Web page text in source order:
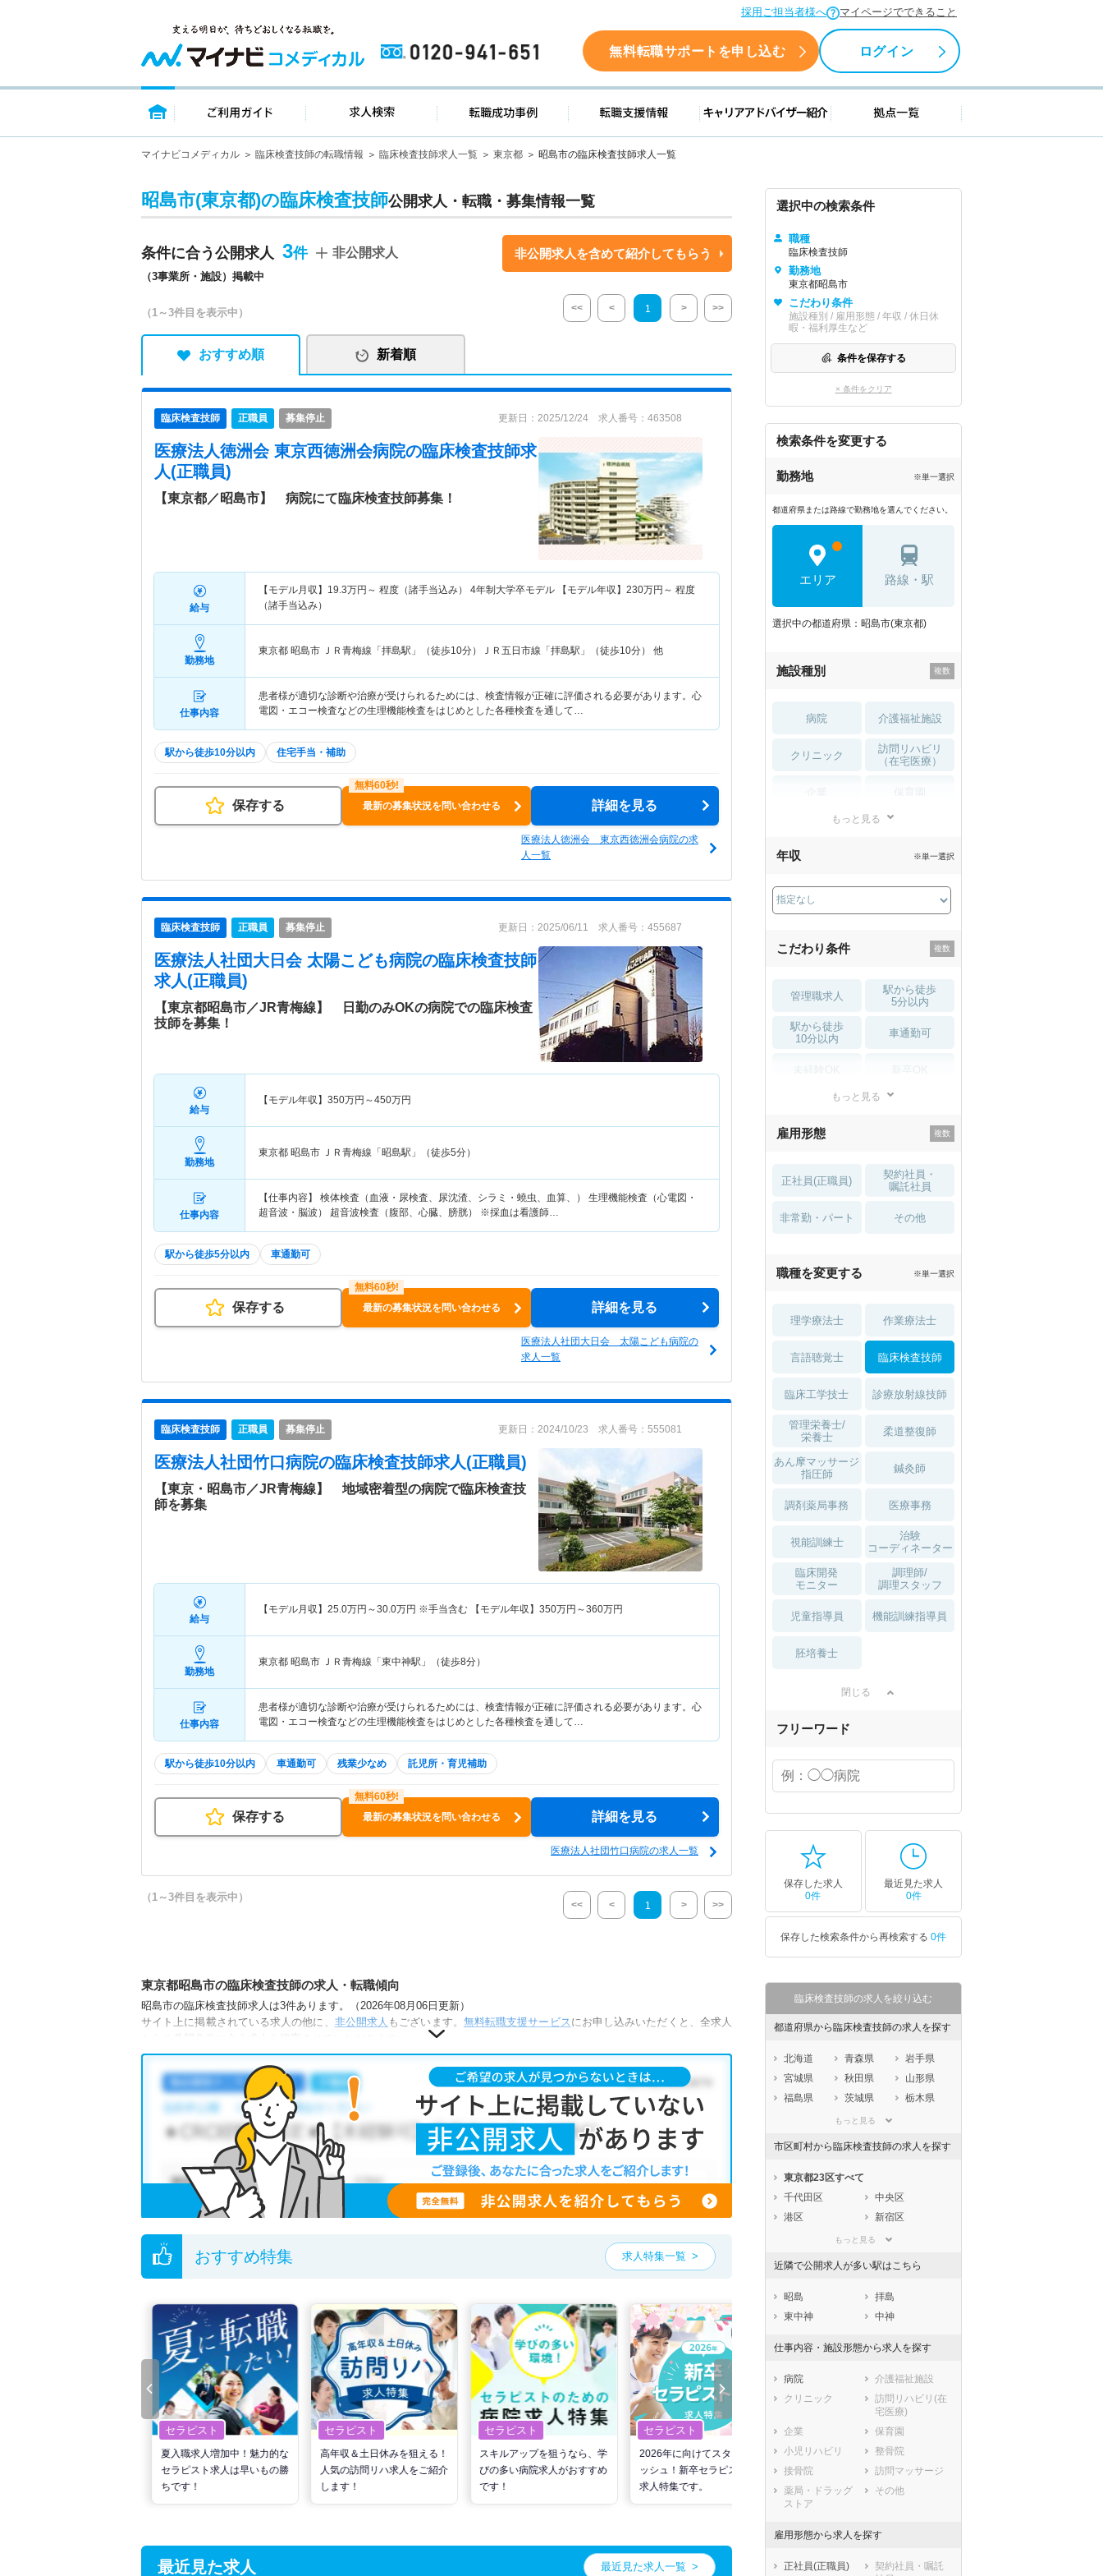
採用ご担当者様へ マイページでできること
0120-941-651 無料転職サポートを申し込む ログイン
トップページ ご利用ガイド 求人検索 転職成功事例 転職支援情報 キャリアアドバイザー紹介 拠点一覧
マイナビコメディカル 臨床検査技師の転職情報 臨床検査技師求人一覧 東京都 昭島市の臨床検査技師求人一覧
昭島市(東京都)の臨床検査技師公開求人・転職・募集情報一覧
条件に合う公開求人 3
（3事業所・施設）掲載中
非公開求人 非公開求人を含めて紹介してもらう
（1～3件目を表示中） << < 1 > >>
おすすめ順 新着順
臨床検査技師 正職員 募集停止 更新日：2025/12/24 求人番号：463508
医療法人徳洲会 東京西徳洲会病院の臨床検査技師求
人(正職員)
【東京都／昭島市】 病院にて臨床検査技師募集！
給与
【モデル月収】 19.3万円～ 程度（諸手当込み） 4年制大学卒モデル 【モデル年収】 230万円～ 程度
（諸手当込み）
勤務地
東京都 昭島市 ＪＲ青梅線「拝島駅」（徒歩10分）ＪＲ五日市線「拝島駅」（徒歩10分） 他
仕事内容
患者様が適切な診断や治療が受けられるためには、検査情報が正確に評価される必要があります。心
電図・エコー検査などの生理機能検査をはじめとした各種検査を通して…
駅から徒歩10分以内 住宅手当・補助
保存する 最新の募集状況を問い合わせる 詳細を見る
医療法人徳洲会 東京西徳洲会病院の求
人一覧
臨床検査技師 正職員 募集停止 更新日：2025/06/11 求人番号：455687
医療法人社団大日会 太陽こども病院の臨床検査技師
求人(正職員)
【東京都昭島市／JR青梅線】 日勤のみOKの病院での臨床検査
技師を募集！
給与
【モデル年収】 350万円～450万円
勤務地
東京都 昭島市 ＪＲ青梅線「昭島駅」（徒歩5分）
仕事内容
【仕事内容】 検体検査（血液・尿検査、尿沈渣、シラミ・蟯虫、血算、） 生理機能検査（心電図・
超音波・脳波） 超音波検査（腹部、心臓、膀胱） ※採血は看護師…
駅から徒歩5分以内 車通勤可
保存する 最新の募集状況を問い合わせる 詳細を見る
医療法人社団大日会 太陽こども病院の
求人一覧
臨床検査技師 正職員 募集停止 更新日：2024/10/23 求人番号：555081
医療法人社団竹口病院の臨床検査技師求人(正職員)
【東京・昭島市／JR青梅線】 地域密着型の病院で臨床検査技
師を募集
給与
【モデル月収】 25.0万円～30.0万円 ※手当含む 【モデル年収】 350万円～360万円
勤務地
東京都 昭島市 ＪＲ青梅線「東中神駅」（徒歩8分）
仕事内容
患者様が適切な診断や治療が受けられるためには、検査情報が正確に評価される必要があります。心
電図・エコー検査などの生理機能検査をはじめとした各種検査を通して…
駅から徒歩10分以内 車通勤可 残業少なめ 託児所・育児補助
保存する 最新の募集状況を問い合わせる 詳細を見る
医療法人社団竹口病院の求人一覧
（1～3件目を表示中）
<< < 1 > >>
東京都昭島市の臨床検査技師の求人・転職傾向
昭島市の臨床検査技師求人は3件あります。（2026年08月06日更新）
サイト上に掲載されている求人の他に、 非公開求人 もございます。 無料転職支援サービス にお申し込みいただくと、全求人
昭島市の臨床検査技師求人では以下のような条件が人気です。
残業少なめ・住宅手当・補助あり・ 託児所・育児補助あり・正社員(正職員)・病院
他の条件でも人気の求人がございますので、「こだわり条件」から検索いただくか、お気軽にお問い合わせください。
全国の臨床検査技師求人から検索いただくことも可能です。
無料転職支援サービスにお申し込みいただくと、ご希望条件をヒアリングした上で求人をご提案いたします。
ご希望条件がまだ定まっていない方は
人気の希望条件をピックアップした求人特集をぜひご活用ください。
転職支援の他、情報収集や募集状況の確認も、お気軽にご相談ください。
おすすめ特集 求人特集一覧
セラピスト
夏入職求人増加中！魅力的な
セラピスト求人は早いもの勝
ちです！
セラピスト
高年収＆土日休みを狙える！
人気の訪問リハ求人をご紹介
します！
セラピスト
スキルアップを狙うなら、学
びの多い病院求人がおすすめ
です！
セラピスト
2026年に向けてスタートダ
ッシュ！新卒セラピスト向け
求人特集です。
世の中の需要の高まりととも
に増加傾向の「介護施設」求
人をご紹介！
最近見た求人 最近見た求人一覧
選択中の検索条件
職種
臨床検査技師
勤務地
東京都昭島市
こだわり条件
施設種別 / 雇用形態 / 年収 / 休日休
暇・福利厚生など
条件を保存する
× 条件をクリア
検索条件を変更する
勤務地 ※単一選択
都道府県または路線で勤務地を選んでください。
エリア 路線・駅
選択中の都道府県：昭島市(東京都)
施設種別
病院 介護福祉施設
クリニック
訪問リハビリ
（在宅医療）
薬局・
もっと見る
年収 ※単一選択
こだわり条件
管理職求人
駅から徒歩
5分以内
駅から徒歩
10分以内
車通勤可
住宅手当・補助
土日祝休 無資格 OK
積極採用中 WEB面接OK
もっと見る
雇用形態
正社員(正職員)
契約社員・
嘱託社員
非常勤・パート その他
職種を変更する ※単一選択
理学療法士 作業療法士
言語聴覚士 臨床検査技師
臨床工学技士 診療放射線技師
管理栄養士/
栄養士
柔道整復師
あん摩マッサージ
指圧師
鍼灸師
調剤薬局事務 医療事務
視能訓練士
治験
コーディネーター
臨床開発
モニター
調理師/
調理スタッフ
児童指導員 機能訓練指導員
胚培養士
閉じる
フリーワード
保存した求人
0件
最近見た求人
0件
保存した検索条件から再検索する 0件
臨床検査技師の求人を絞り込む
都道府県から臨床検査技師の求人を探す
北海道 青森県
岩手県
宮城県
秋田県
山形県
福島県
茨城県
栃木県
埼玉県
石川県
福井県
静岡県
愛知県
滋賀県
京都府
奈良県
香川県
愛媛県
福岡県
佐賀県
鹿児島県
沖縄県
もっと見る
市区町村から臨床検査技師の求人を探す
東京都23区すべて
千代田区
中央区
港区
新宿区
台東区
大田区
世田谷区
渋谷区
中野区
北区
荒川区
板橋区
練馬区
足立区
葛飾区
市部
八王子市
立川市
武蔵野市
三鷹市
青梅市
府中市
町田市
小金井市
東村山市
国分寺市
もっと見る
近隣で公開求人が多い駅はこちら
昭島
拝島
東中神
中神
仕事内容・施設形態から求人を探す
病院
介護福祉施設
クリニック
訪問リハビリ(在
宅医療)
企業
保育園
小児リハビリ
整骨院
接骨院
訪問マッサージ
薬局・ドラッグ
ストア
その他
雇用形態から求人を探す
正社員(正職員)
契約社員・嘱託